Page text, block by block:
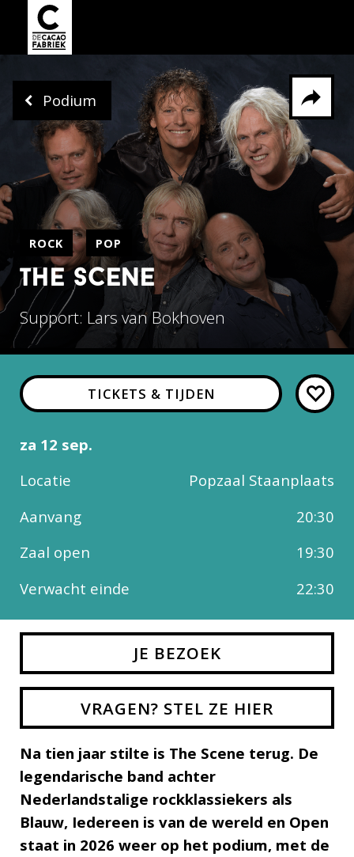
ROCK POP
the scene
Support: Lars van Bokhoven
Delen via
Facebook Whatsapp
Podium
Na tien jaar stilte is The Scene terug. De
legendarische band achter
Nederlandstalige rockklassiekers als
Blauw, Iedereen is van de wereld en Open
staat in 2026 weer op het podium, met de
TICKETS & TIJDEN
za 12 sep.
Locatie
Popzaal Staanplaats
Aanvang
20:30
Zaal open
19:30
Verwacht einde
22:30
JE BEZOEK
VRAGEN? STEL ZE HIER